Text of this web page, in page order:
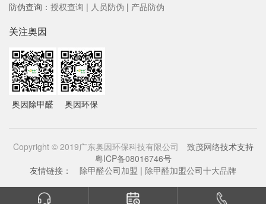
防伪查询： 授权查询 | 人员防伪 | 产品防伪
关注奥因
奥因除甲醛 奥因环保
Copyright © 2019广东奥因环保科技有限公司 致茂网络技术支持
粤ICP备08016746号
友情链接：
除甲醛公司加盟 | 除甲醛加盟公司十大品牌